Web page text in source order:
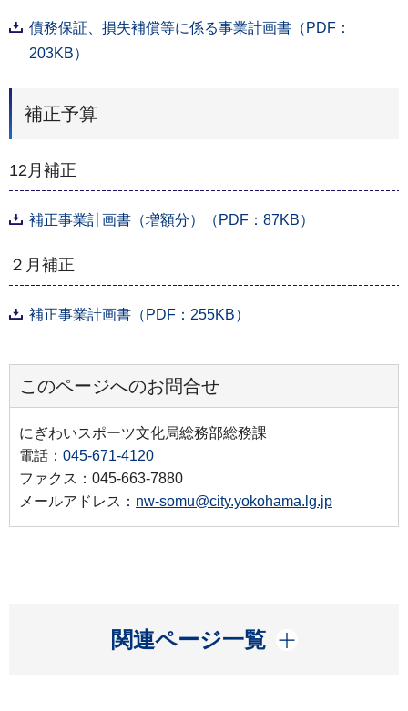
債務保証、損失補償等に係る事業計画書（PDF：
203KB）
補正予算
12月補正
補正事業計画書（増額分）（PDF：87KB）
２月補正
補正事業計画書（PDF：255KB）
このページへのお問合せ
にぎわいスポーツ文化局総務部総務課
電話： 045-671-4120
ファクス：045-663-7880
メールアドレス： nw-somu@city.yokohama.lg.jp
関連ページ一覧
開く